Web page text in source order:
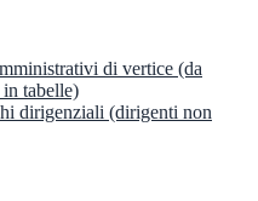
di vertice (da
tabelle)
dirigenziali (dirigenti non